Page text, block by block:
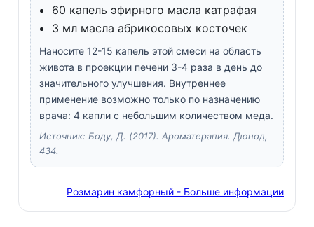
60 капель эфирного масла катрафая
3 мл масла абрикосовых косточек
Наносите 12-15 капель этой смеси на область
живота в проекции печени 3-4 раза в день до
значительного улучшения. Внутреннее
применение возможно только по назначению
врача: 4 капли с небольшим количеством меда.
Источник: Боду, Д. (2017). Ароматерапия. Дюнод,
434.
Розмарин камфорный - Больше информации